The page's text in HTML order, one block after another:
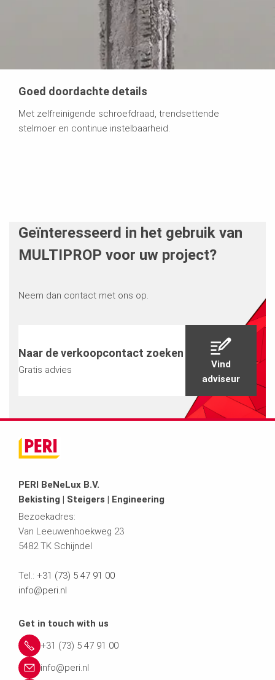
Goed doordachte details
Met zelfreinigende schroefdraad, trendsettende
stelmoer en continue instelbaarheid.
Geïnteresseerd in het gebruik van
MULTIPROP voor uw project?
Neem dan contact met ons op.
Naar de verkoopcontact zoeken
Gratis advies
Vind
adviseur
PERI BeNeLux B.V.
Bekisting | Steigers | Engineering
Bezoekadres:
Van Leeuwenhoekweg 23
5482 TK Schijndel
Tel.: +31 (73) 5 47 91 00
info@peri.nl
Get in touch with us
+31 (73) 5 47 91 00
info@peri.nl